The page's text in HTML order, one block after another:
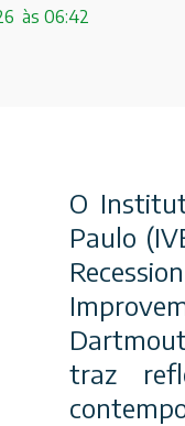
às 06:42
O
Paulo
traz